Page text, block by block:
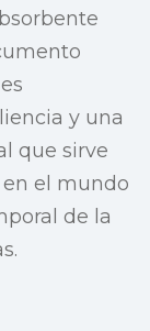
y una
que sirve
el mundo
de la